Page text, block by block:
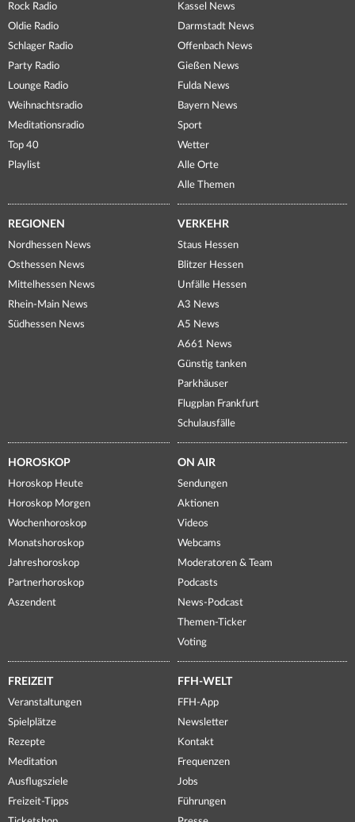
Rock Radio
Oldie Radio
Schlager Radio
Party Radio
Lounge Radio
Weihnachtsradio
Meditationsradio
Top 40
Playlist
Kassel News
Darmstadt News
Offenbach News
Gießen News
Fulda News
Bayern News
Sport
Wetter
Alle Orte
Alle Themen
REGIONEN
Nordhessen News
Osthessen News
Mittelhessen News
Rhein-Main News
Südhessen News
VERKEHR
Staus Hessen
Blitzer Hessen
Unfälle Hessen
A3 News
A5 News
A661 News
Günstig tanken
Parkhäuser
Flugplan Frankfurt
Schulausfälle
HOROSKOP
Horoskop Heute
Horoskop Morgen
Wochenhoroskop
Monatshoroskop
Jahreshoroskop
Partnerhoroskop
Aszendent
ON AIR
Sendungen
Aktionen
Videos
Webcams
Moderatoren & Team
Podcasts
News-Podcast
Themen-Ticker
Voting
FREIZEIT
Veranstaltungen
Spielplätze
Rezepte
Meditation
Ausflugsziele
Freizeit-Tipps
FFH-WELT
FFH-App
Newsletter
Kontakt
Frequenzen
Jobs
Führungen